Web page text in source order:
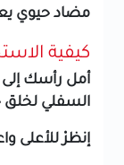
مضاد حيوي
كيفية
أمل رأسك إلى
السفلي
إنظرْ للأعلى